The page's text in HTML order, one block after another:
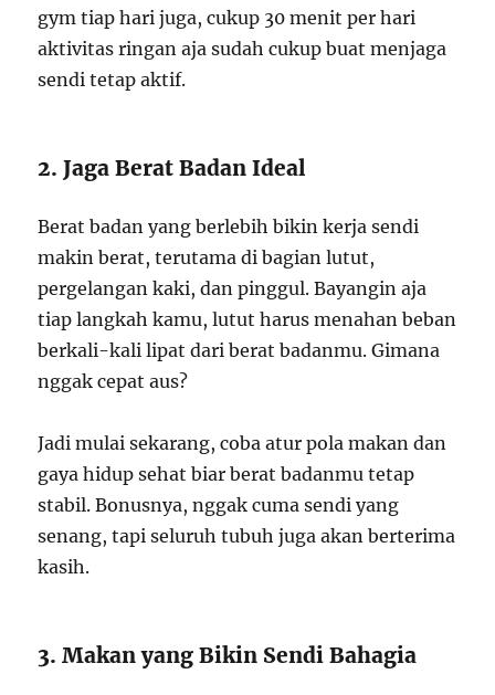
gym tiap hari juga, cukup 30 menit per hari
aktivitas ringan aja sudah cukup buat menjaga
sendi tetap aktif.
2. Jaga Berat Badan Ideal
Berat badan yang berlebih bikin kerja sendi
makin berat, terutama di bagian lutut,
pergelangan kaki, dan pinggul. Bayangin aja
tiap langkah kamu, lutut harus menahan beban
berkali-kali lipat dari berat badanmu. Gimana
nggak cepat aus?
Jadi mulai sekarang, coba atur pola makan dan
gaya hidup sehat biar berat badanmu tetap
stabil. Bonusnya, nggak cuma sendi yang
senang, tapi seluruh tubuh juga akan berterima
kasih.
3. Makan yang Bikin Sendi Bahagia